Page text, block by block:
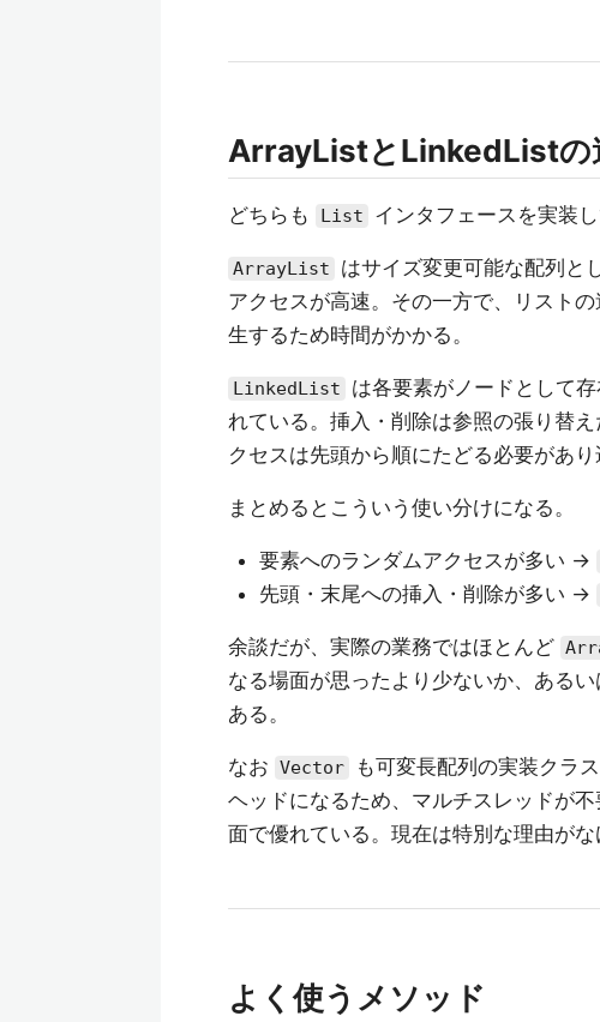
ArrayListとLinkedListの
どちらも List インタフェースを実装
ArrayList
はサイズ変更可能な配列と
アクセスが高速。その一方で、リスト
生するため時間がかかる。
LinkedList
は各要素がノードとして
れている。挿入・削除は参照の張り替
クセスは先頭から順にたどる必要があり
まとめるとこういう使い分けになる。
要素へのランダムアクセスが多い →
先頭・末尾への挿入・削除が多い →
余談だが、実際の業務ではほとんど
なる場面が思ったより少ないか、ある
ある。
なお Vector
も可変長配列の実装クラ
ヘッドになるため、マルチスレッドが
面で優れている。現在は特別な理由が
よく使うメソッド